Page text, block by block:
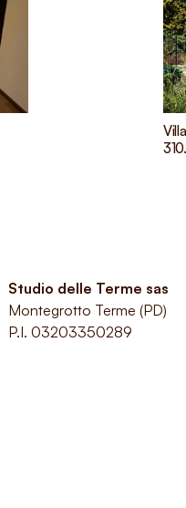
Studio delle Terme sas
Montegrotto Terme (PD)
P.I. 03203350289